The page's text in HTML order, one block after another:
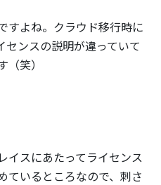
すよね。クラウド移行時に
センスの説明が違っていて
笑）
イスにあたってライセンス
ているところなので、刺さ